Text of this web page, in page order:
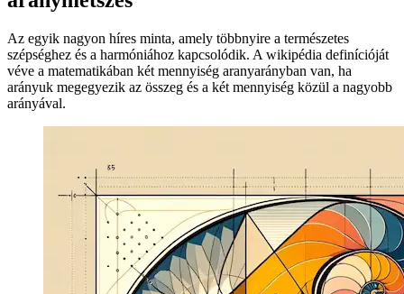
Image 9fab1df82b5c
aranymetszés
Az egyik nagyon híres minta, amely többnyire a természetes
arányuk megegyezik az összeg és a két mennyiség közül a nagyobb